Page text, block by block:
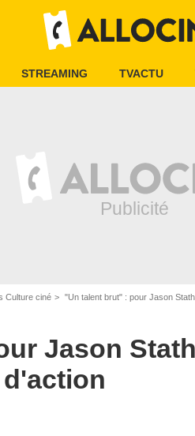
STREAMING TVACTU
Culture ciné "Un talent brut" : pour Jason
Jason